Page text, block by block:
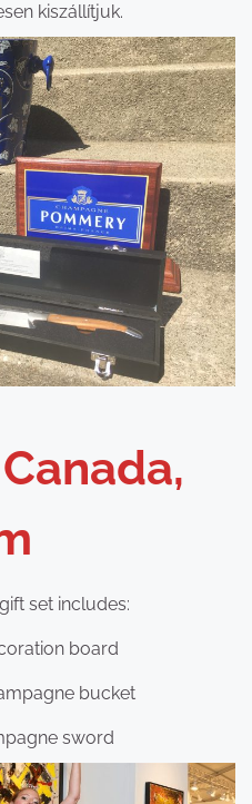
kiszállítjuk.
set includes:
board
bucket
sword